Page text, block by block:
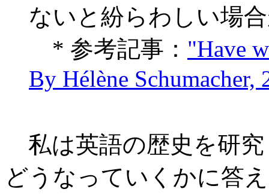
ないと紛らわしい場
* 参考記事： "Have
By Hélène Schumacher,
私は英語の歴史を研
どうなっていくかに答